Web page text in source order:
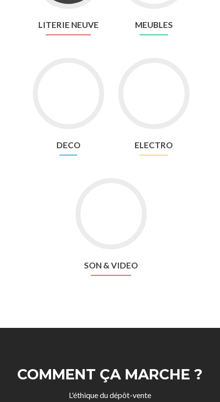
LITERIE NEUVE MEUBLES
DECO ELECTRO
SON & VIDEO
COMMENT ÇA MARCHE ?
L'éthique du dépôt-vente